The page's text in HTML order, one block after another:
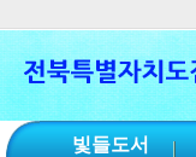
빛들도서